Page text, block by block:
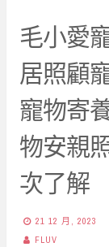
毛小愛
居照顧
寵物寄
物安親
次了解
21 12 月, 2023
FLUV